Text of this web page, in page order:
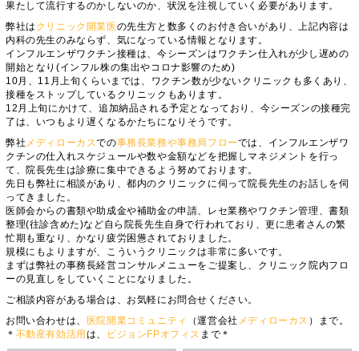
果たして流行するのかしないのか、状況を注視していく必要があります。
弊社は クリニック開業医の先生方と数多くのお付き合いがあり、上記内容は
内科の先生のみならず、気になっている情報となります。
インフルエンザワクチン接種は、今シーズンはワクチン仕入れが少し遅めの
開始となり(インフル株の集出やコロナ影響のため)
10月、11月上旬くらいまでは、ワクチン数が少ないクリニックも多くあり、
接種をストップしているクリニックもあります。
12月上旬にかけて、追加納品される予定となっており、今シーズンの接種完
了は、いつもより遅くなるかたちになりそうです。
弊社 メディローカスでの事務長業務や事務局フローでは、インフルエンザワ
クチンの仕入れスケジュールや数や金額などを把握しマネジメントを行っ
て、院長先生は診療に集中できるよう努めております。
先日も弊社に相談があり、都内のクリニックに伺って院長先生のお話しを伺
ってきました。
医師会からの書類や助成金や補助金の申請、レセ業務やワクチン管理、書類
整理(往診含めた)など自ら院長先生自身で行われており、更に患者さんの繁
忙期も重なり、かなり疲労困憊されておりました。
規模にもよりますが、こういうクリニックは非常に多いです。
まずは弊社の事務長経営コンサルメニューをご提案し、クリニック院内フロ
ーの見直しをしていくことになりました。
ご相談内容がある場合は、お気軽にお問合せください。
お問い合わせは、
医院開業コミュニティ （運営会社 メディローカス ）まで。
＊ 不動産有効活用 は、 ビジョンFPオフィス まで＊